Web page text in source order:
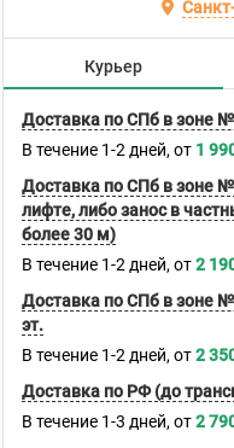
Курьер
Доставка по СПб в зоне
В течение 1-2 дней 1
Доставка по СПб в зоне
лифте, либо занос в
более 30 м)
В течение 1-2 дней 2
Доставка по СПб в зоне
эт.
В течение 1-2 дней 2
Доставка по РФ (до
В течение 1-3 дней 2